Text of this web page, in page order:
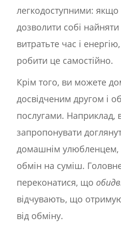
легкодоступними:
дозволити собі
витратьте час і
робити це самостійно.
Крім того, ви можете
досвідченим другом і
послугами. Наприклад,
запропонувати
домашнім улюбленцем,
обмін на суміш.
переконатися, що
відчувають, що
від обміну.